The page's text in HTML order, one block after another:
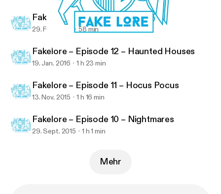
Fakelore
Fakelore – Episode 13 – Star Wars
29. Feb. 2016 58 min
Fakelore – Episode 12 – Haunted Houses
19. Jan. 2016 1 h 23 min
Fakelore – Episode 11 – Hocus Pocus
13. Nov. 2015 1 h 16 min
Fakelore – Episode 10 – Nightmares
29. Sept. 2015 1 h 1 min
Mehr